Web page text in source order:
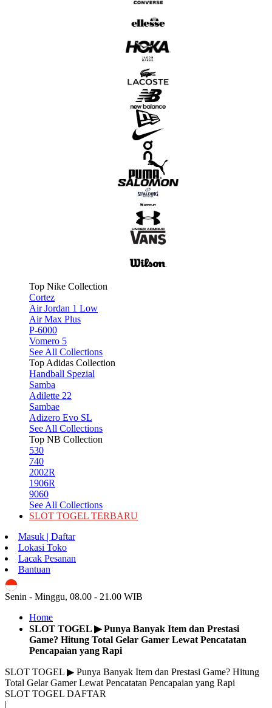
Top Nike Collection
Cortez
Air Jordan 1 Low
Air Max Plus
P-6000
Vomero 5
See All Collections
Top Adidas Collection
Handball Spezial
Samba
Adilette 22
Sambae
Adizero Evo SL
See All Collections
Top NB Collection
530
740
2002R
1906R
9060
See All Collections
SLOT TOGEL TERBARU
Masuk | Daftar
Lokasi Toko
Lacak Pesanan
Bantuan
Senin - Minggu, 08.00 - 21.00 WIB
Home
SLOT TOGEL ▶ Punya Banyak Item dan Prestasi
Game? Hitung Total Gelar Gamer Lewat Pencatatan
Pencapaian yang Rapi
SLOT TOGEL ▶ Punya Banyak Item dan Prestasi Game? Hitung
Total Gelar Gamer Lewat Pencatatan Pencapaian yang Rapi
SLOT TOGEL DAFTAR
|